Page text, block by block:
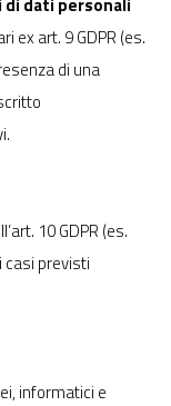
ex art. 9 GDPR (es.
di una
10 GDPR (es.
casi previsti
informatici e